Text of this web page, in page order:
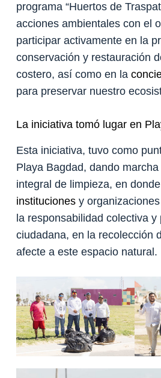
programa “Huertos de
acciones ambientales con el
participar activamente en la
conservación y restauración
costero, así como en la
para preservar nuestro
La iniciativa tomó lugar en
Esta iniciativa, tuvo como
Playa Bagdad, dando
integral de limpieza, en
instituciones y
la responsabilidad colectiva y
ciudadana, en la recolección
afecte a este espacio natural.